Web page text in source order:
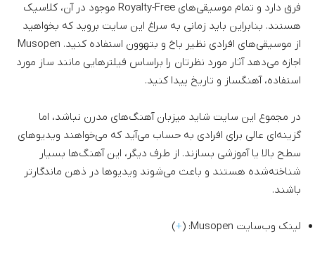
فرق دارد و تمام موسیقی‌های Royalty-Free موجود در آن، کلاسیک
هستند. بنابراین باید زمانی به سراغ این سایت بروید که بخواهید
از موسیقی‌های افرادی نظیر باخ و بتهوون استفاده کنید. Musopen
اجازه می‌دهد آثار مورد نظرتان را براساس فیلترهایی مانند ساز مورد
استفاده، آهنگساز و تاریخ پیدا کنید.
در مجموع این سایت شاید میزبان آهنگ‌های مدرن نباشد، اما
گزینه‌ای عالی برای افرادی به حساب می‌آید که می‌خواهند ویدیوهای
سطح بالا یا آموزشی بسازند. از طرف دیگر، این آهنگ‌ها بسیار
شناخته‌شده هستند و باعث می‌شوند ویدیوها در ذهن ماندگارتر
باشند.
لینک وب‌سایت Musopen: ( +
)